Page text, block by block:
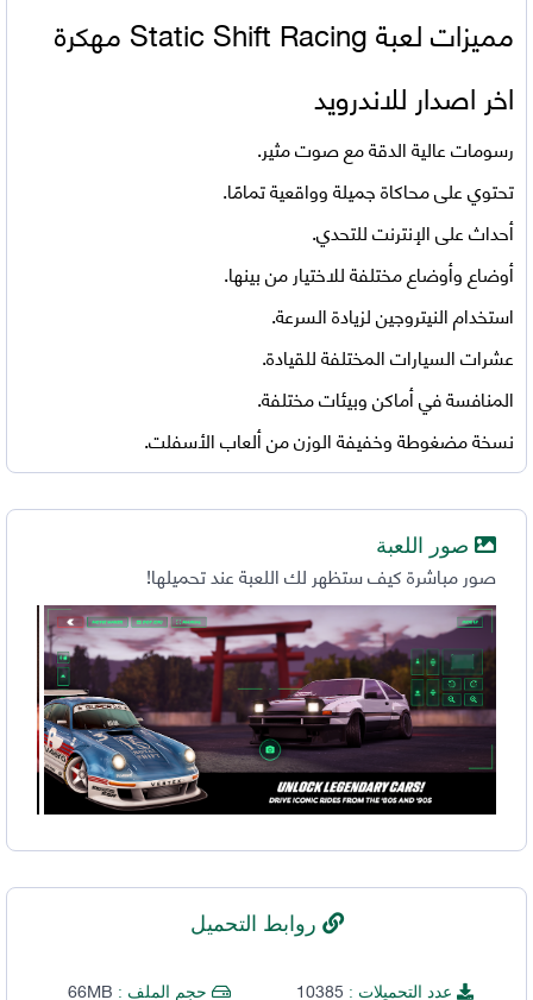
مميزات لعبة
Static Shift Racing مهكرة
اخر اصدار للاندرويد
رسومات عالية الدقة مع صوت مثير.
تحتوي على محاكاة جميلة وواقعية تمامًا.
أحداث على الإنترنت للتحدي.
أوضاع وأوضاع مختلفة للاختيار من بينها.
استخدام النيتروجين لزيادة السرعة.
عشرات السيارات المختلفة للقيادة.
المنافسة في أماكن وبيئات مختلفة.
نسخة مضغوطة وخفيفة الوزن من ألعاب الأسفلت.
صور اللعبة
صور مباشرة كيف ستظهر لك اللعبة عند تحميلها!
روابط التحميل
عدد التحميلات : 10385 حجم الملف : 66MB